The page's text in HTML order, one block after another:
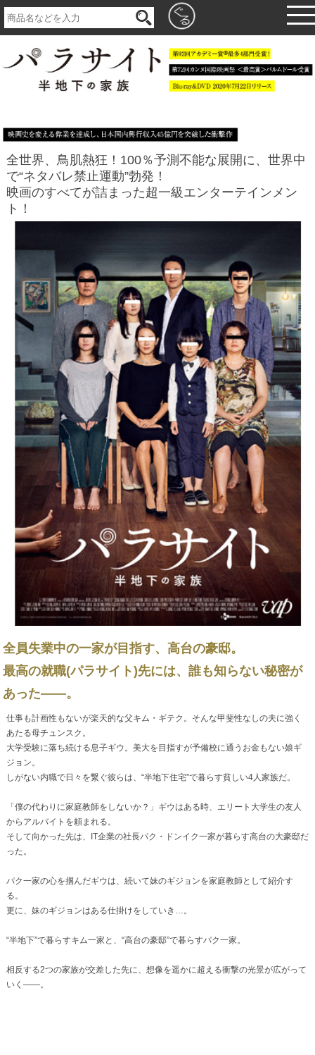
全世界、鳥肌熱狂！100％予測不能な展開に、世界中
で“ネタバレ禁止運動”勃発！
映画のすべてが詰まった超一級エンターテインメン
ト！
全員失業中の一家が目指す、高台の豪邸。
最高の就職(パラサイト)先には、誰も知らない秘密が
あった――。
仕事も計画性もないが楽天的な父キム・ギテク。そんな甲斐性なしの夫に強く
あたる母チュンスク。
大学受験に落ち続ける息子ギウ。美大を目指すが予備校に通うお金もない娘ギ
ジョン。
しがない内職で日々を繋ぐ彼らは、“半地下住宅”で暮らす貧しい4人家族だ。
「僕の代わりに家庭教師をしないか？」ギウはある時、エリート大学生の友人
からアルバイトを頼まれる。
そして向かった先は、IT企業の社長パク・ドンイク一家が暮らす高台の大豪邸だ
った。
パク一家の心を掴んだギウは、続いて妹のギジョンを家庭教師として紹介す
る。
更に、妹のギジョンはある仕掛けをしていき…。
“半地下”で暮らすキム一家と、“高台の豪邸”で暮らすパク一家。
相反する2つの家族が交差した先に、想像を遥かに超える衝撃の光景が広がって
いく――。